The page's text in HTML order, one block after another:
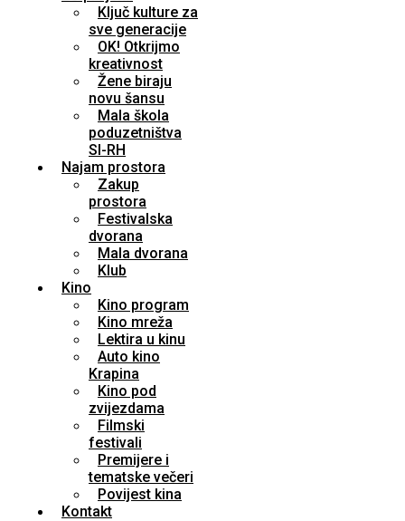
Ključ kulture za
sve generacije
OK! Otkrijmo
kreativnost
Žene biraju
novu šansu
Mala škola
poduzetništva
SI-RH
Najam prostora
Zakup
prostora
Festivalska
dvorana
Mala dvorana
Klub
Kino
Kino program
Kino mreža
Lektira u kinu
Auto kino
Krapina
Kino pod
zvijezdama
Filmski
festivali
Premijere i
tematske večeri
Povijest kina
Kontakt